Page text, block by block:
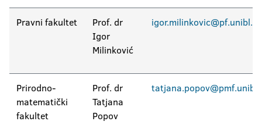
Pravni fakultet
Prof. dr
Igor
Milinković
Prirodno-
matematički
fakultet
Prof. dr
Tatjana
Popov